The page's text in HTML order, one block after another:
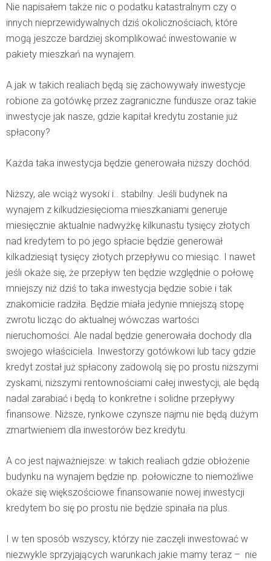
Nie napisałem także nic o podatku katastralnym czy o
innych nieprzewidywalnych dziś okolicznościach, które
mogą jeszcze bardziej skomplikować inwestowanie w
pakiety mieszkań na wynajem.
A jak w takich realiach będą się zachowywały inwestycje
robione za gotówkę przez zagraniczne fundusze oraz takie
inwestycje jak nasze, gdzie kapitał kredytu zostanie już
spłacony?
Każda taka inwestycja będzie generowała niższy dochód.
Niższy, ale wciąż wysoki i.. stabilny. Jeśli budynek na
wynajem z kilkudziesięcioma mieszkaniami generuje
miesięcznie aktualnie nadwyżkę kilkunastu tysięcy złotych
nad kredytem to po jego spłacie będzie generował
kilkadziesiąt tysięcy złotych przepływu co miesiąc. I nawet
jeśli okaże się, że przepływ ten będzie względnie o połowę
mniejszy niż dziś to taka inwestycja będzie sobie i tak
znakomicie radziła. Będzie miała jedynie mniejszą stopę
zwrotu licząc do aktualnej wówczas wartości
nieruchomości. Ale nadal będzie generowała dochody dla
swojego właściciela. Inwestorzy gotówkowi lub tacy gdzie
kredyt został już spłacony zadowolą się po prostu niższymi
zyskami, niższymi rentownościami całej inwestycji, ale będą
nadal zarabiać i będą to konkretne i solidne przepływy
finansowe. Niższe, rynkowe czynsze najmu nie będą dużym
zmartwieniem dla inwestorów bez kredytu.
A co jest najważniejsze: w takich realiach gdzie obłożenie
budynku na wynajem będzie np. połowiczne to niemożliwe
okaże się większościowe finansowanie nowej inwestycji
kredytem bo się po prostu nie będzie spinała na plus.
I w ten sposób wszyscy, którzy nie zaczęli inwestować w
niezwykle sprzyjających warunkach jakie mamy teraz – nie